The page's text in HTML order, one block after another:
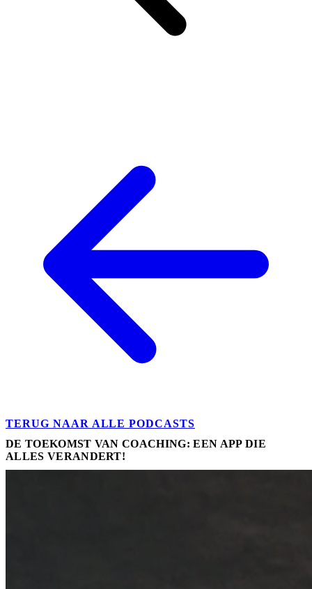
TERUG NAAR ALLE PODCASTS
DE TOEKOMST VAN COACHING: EEN APP DIE
ALLES VERANDERT!